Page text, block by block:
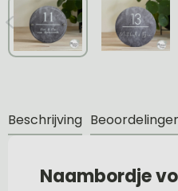
Beschrijving
Naambordje